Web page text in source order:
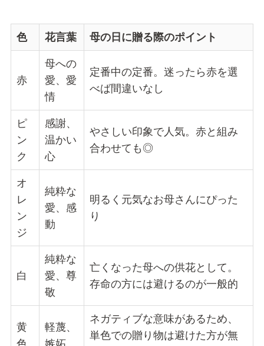
色 花言葉 母の日に贈る際のポイント
赤
母への
愛、愛
情
定番中の定番。迷ったら赤を選
べば間違いなし
ピ
ン
ク
感謝、
温かい
心
やさしい印象で人気。赤と組み
合わせても◎
オ
レ
ン
ジ
純粋な
愛、感
動
明るく元気なお母さんにぴった
り
白
純粋な
愛、尊
敬
亡くなった母への供花として。
存命の方には避けるのが一般的
黄
軽蔑、
ネガティブな意味があるため、
単色での贈り物は避けた方が無